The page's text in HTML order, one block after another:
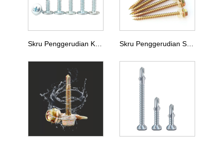
Skru Penggerudian Kepala Kuali Silang Skru Penggerudian Sendiri Ekor Pemotong Kepala Heksagon